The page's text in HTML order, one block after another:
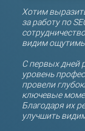
Хотим
за работу по
видим
С первых дней
уровень
провели
ключевые
Благодаря их
улучшить